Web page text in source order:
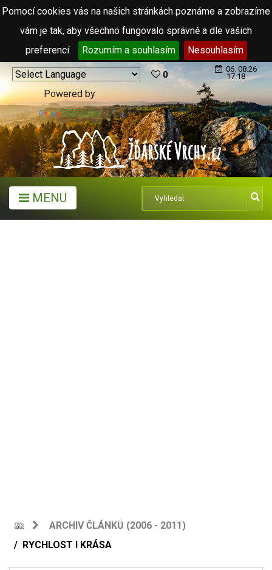
Pomocí cookies vás na našich stránkách poznáme a zobrazíme
vám je tak, aby všechno fungovalo správně a dle vašich
preferencí.
Rozumím a souhlasím Nesouhlasím
Powered by
Translate
0
06. 08.26
17:18
MENU
ARCHIV ČLÁNKŮ (2006 - 2011)
RYCHLOST I KRÁSA